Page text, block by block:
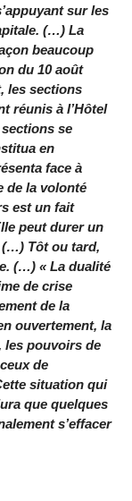
sur les
(…) La
beaucoup
du 10 août
les sections
réunis à l’Hôtel
se
en
face à
de la volonté
est un fait
peut durer un
(…) Tôt ou tard,
(…) « La dualité
de crise
de la
ouvertement, la
les pouvoirs de
de
situation qui
que quelques
s’effacer